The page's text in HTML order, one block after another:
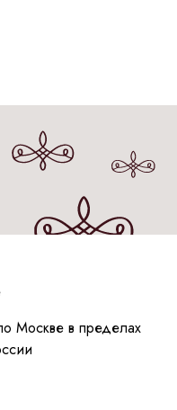
данных
Москве в пределах